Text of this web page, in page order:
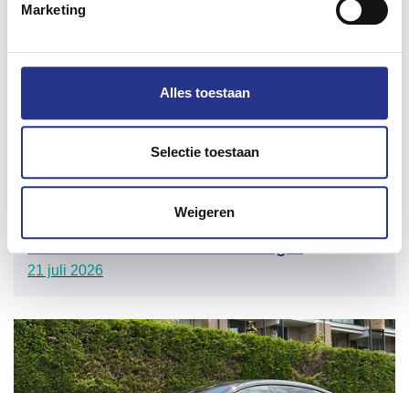
Marketing
Alles toestaan
Selectie toestaan
Weigeren
bestelwagen maakt mobiliteit efficiënter,
slimmer en toekomstbestendiger
21 juli 2026